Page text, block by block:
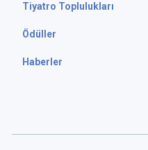
Tiyatro Toplulukları
Ödüller
Haberler